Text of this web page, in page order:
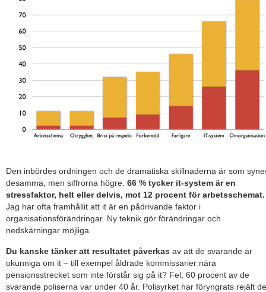
Den inbördes ordningen och de dramatiska skillnaderna är som
desamma, men siffrorna högre. 66 % tycker it-system är en
stressfaktor, helt eller delvis, mot 12 procent för arbetsschemat.
Jag har ofta framhållit att it är en pådrivande faktor i
organisationsförändringar. Ny teknik gör förändringar och
nedskärningar möjliga.
Du kanske tänker att resultatet påverkas av att de svarande är
okunniga om it – till exempel åldrade kommissarier nära
pensionsstrecket som inte förstår sig på it? Fel; 60 procent av de
svarande poliserna var under 40 år. Polisyrket har föryngrats rejält